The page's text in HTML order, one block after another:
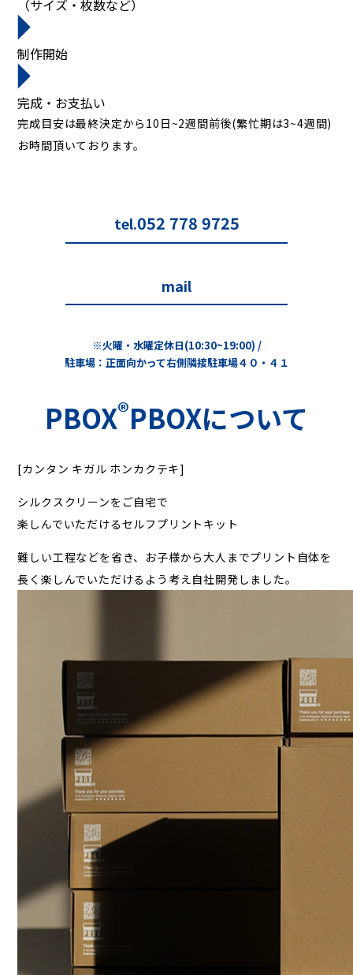
（サイズ・枚数など）
制作開始
完成・お支払い
完成目安は最終決定から10日~2週間前後(繁忙期は3~4週間)
お時間頂いております。
tel.052 778 9725
mail
※火曜・水曜定休日(10:30~19:00) /
駐車場：正面向かって右側隣接駐車場４０・４１
PBOX®PBOXについて
[カンタン キガル ホンカクテキ]
シルクスクリーンをご自宅で
楽しんでいただけるセルフプリントキット
難しい工程などを省き、お子様から大人までプリント自体を
長く楽しんでいただけるよう考え自社開発しました。